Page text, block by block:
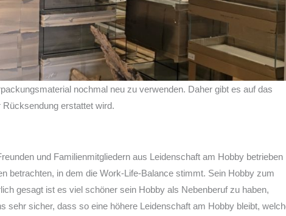
nochmal neu zu verwenden. Daher gibt es auf das
erstattet wird.
und Familienmitgliedern aus Leidenschaft am Hobby betrieben
betrachten, in dem die Work-Life-Balance stimmt. Sein Hobby zum
gesagt ist es viel schöner sein Hobby als Nebenberuf zu haben,
sehr sicher, dass so eine höhere Leidenschaft am Hobby bleibt,